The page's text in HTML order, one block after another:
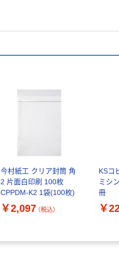
今村紙工 クリア封筒 角
2 片面白印刷 100枚
CPPDM-K2 1袋(100枚)
￥2,097 （税込）
KSコ
ミシ
冊
￥